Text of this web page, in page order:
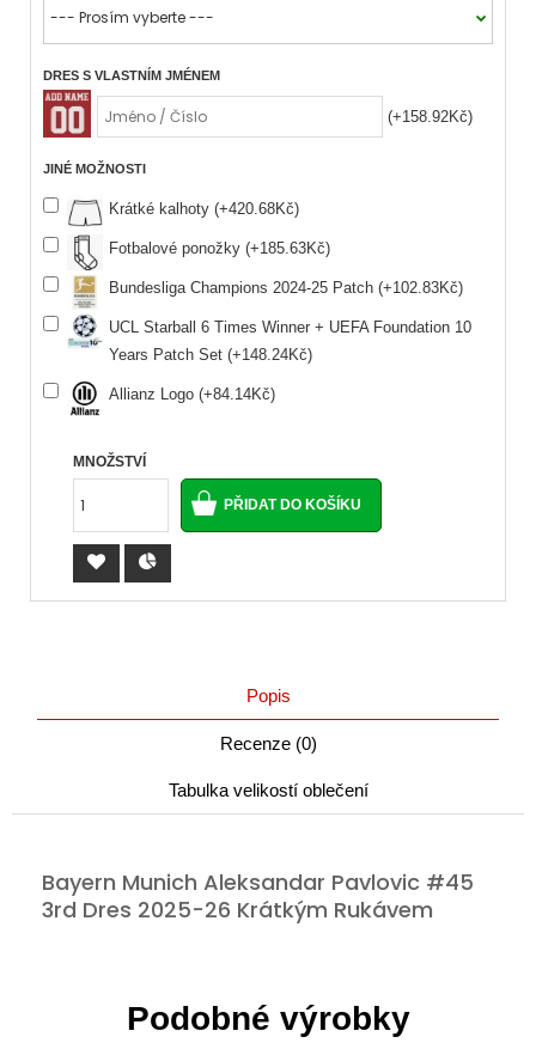
DRES S VLASTNÍM JMÉNEM
(+158.92Kč)
JINÉ MOŽNOSTI
Krátké kalhoty (+420.68Kč)
Fotbalové ponožky (+185.63Kč)
Bundesliga Champions 2024-25 Patch (+102.83Kč)
UCL Starball 6 Times Winner + UEFA Foundation 10
Years Patch Set (+148.24Kč)
Allianz Logo (+84.14Kč)
MNOŽSTVÍ
Popis
Recenze (0)
Tabulka velikostí oblečení
Bayern Munich Aleksandar Pavlovic #45
3rd Dres 2025-26 Krátkým Rukávem
Podobné výrobky